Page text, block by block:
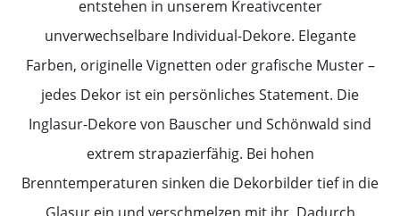
entstehen in unserem Kreativcenter
unverwechselbare Individual-Dekore. Elegante
Farben, originelle Vignetten oder grafische Muster –
jedes Dekor ist ein persönliches Statement. Die
Inglasur-Dekore von Bauscher und Schönwald sind
extrem strapazierfähig. Bei hohen
Brenntemperaturen sinken die Dekorbilder tief in die